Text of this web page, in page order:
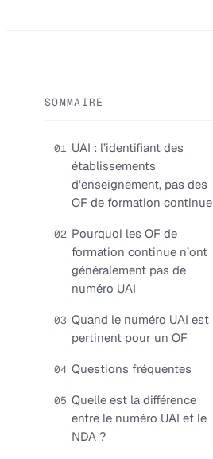
SOMMAIRE
01 UAI : l’identifiant des
établissements
d’enseignement, pas des
OF de formation continue
02 Pourquoi les OF de
formation continue n’ont
généralement pas de
numéro UAI
03 Quand le numéro UAI est
pertinent pour un OF
04 Questions fréquentes
05 Quelle est la différence
entre le numéro UAI et le
NDA ?